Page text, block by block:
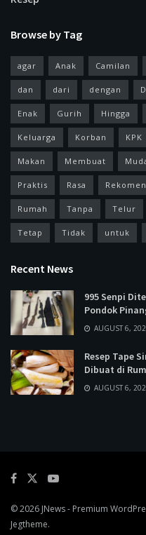
Browse by Tag
agar Anak Camilan
dan dari dengan
Enak Gurih Hingga
Keluarga Korban KPK
Makan Membuat
Praktis Rasa
Rumah Tanpa Telur
Tetap Tidak untuk
Recent News
995 Senpi
Pondok
AUGUST 6,
Resep Tape
Dibuat di
AUGUST 6,
© 2026 JNews- Premium
Jegtheme.